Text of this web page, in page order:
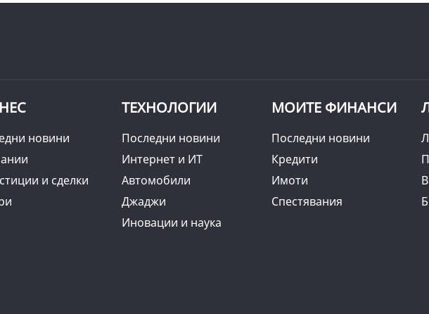
новини
и сделки
ТЕХНОЛОГИИ
Последни новини
Интернет и ИТ
Автомобили
Джаджи
Иновации и наука
МОИТЕ ФИНАНСИ
Последни новини
Кредити
Имоти
Спестявания